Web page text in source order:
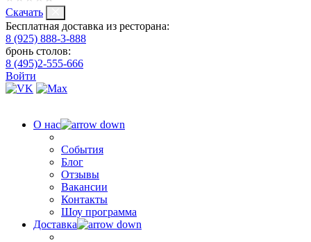
Скачать
Бесплатная доставка из ресторана:
8 (925) 888-3-888
бронь столов:
8 (495)2-555-666
Войти
О нас
События
Блог
Отзывы
Вакансии
Контакты
Шоу программа
Доставка